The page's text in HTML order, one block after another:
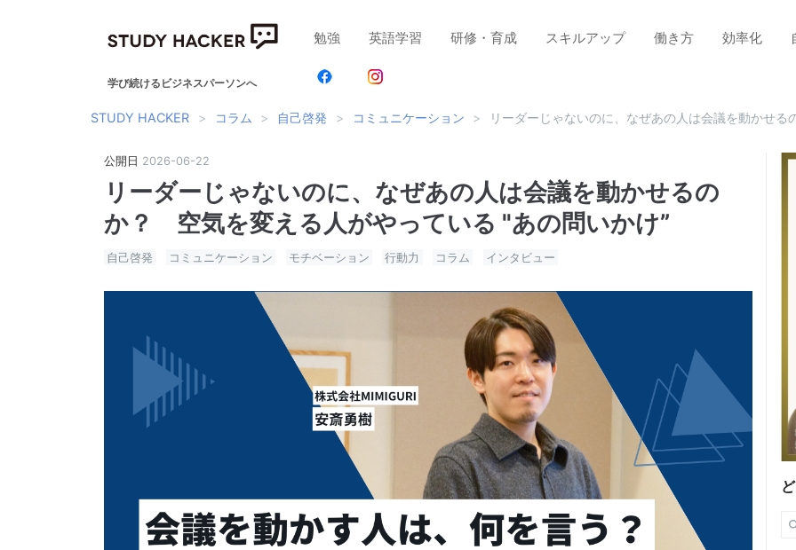
学び続けるビジネスパーソンへ
勉強 英語学習 研修・育成 スキルアップ 働き方 効率化
STUDY HACKER > コラム > 自己啓発 > コミュニケーション > リーダーじゃないのに、なぜあの人は会議を動かせ
公開日 2026-06-22
リーダーじゃないのに、なぜあの人は会議を動かせるの
か？ 空気を変える人がやっている "あの問いかけ”
自己啓発 コミュニケーション モチベーション 行動力 コラム インタビュー